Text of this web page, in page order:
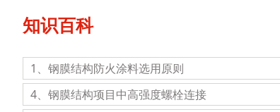
知识百科
1、钢膜结构防火涂料选用原则
4、钢膜结构项目中高强度螺栓连接